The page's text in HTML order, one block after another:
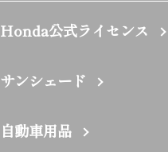
Honda公式ライセンス
サンシェード
自動車用品